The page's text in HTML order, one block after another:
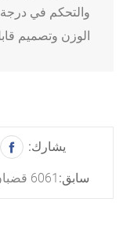
والتحكم في
الوزن وتصميم
يشارك:
سابق: 6061 قضبان سداسية من الألومنيوم الب...